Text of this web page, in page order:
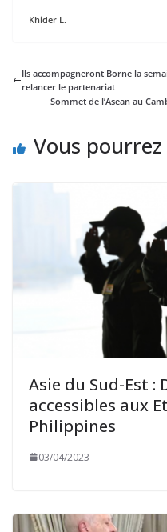
Khider L.
Ils accompagneront Borne la
relancer le partenariat
Sommet de l’Asean au
Vous
Asie du Sud-Est :
accessibles aux
Philippines
03/04/2023